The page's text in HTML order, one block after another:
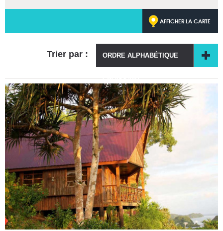
AFFICHER LA CARTE
Trier par : ORDRE ALPHABÉTIQUE
CROISSANT